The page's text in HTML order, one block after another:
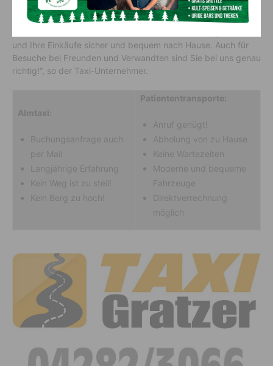
Vor allem ältere Menschen tun sich oft schwer, große Einkäufe
mit dem Bus nach Hause zu bringen. Rufen Sie uns doch
und Ihre Einkäufe sicher und bequem nach Hause. Auch für
Besuche bei Freunden und Verwandten sind Sie bei uns genau
richtig!“, so der Taxi-Unternehmer.
Almtaxi:
Buchungsanfrage auch
per Mail
Langjährige Erfahrung
Kein Weg ist zu steil!
Kein Berg zu hoch!
Patiententransporte:
Anruf genügt!
Abholung von zu Hause
Keine Wartezeiten
Moderne und bequeme
Fahrzeuge
Direktverrechnung
möglich